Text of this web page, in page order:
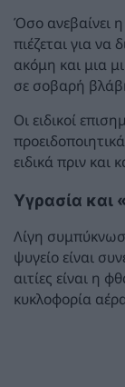
Όσο ανεβαίνει
πιέζεται για
ακόμη και μια
σε σοβαρή
Οι ειδικοί
ειδικά πριν και
Υγρασία και
Λίγη
ψυγείο είναι
αιτίες είναι η
κυκλοφορία